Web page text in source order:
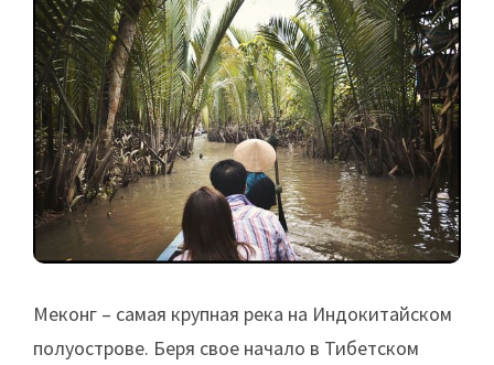
Меконг – самая крупная река на Индокитайском
полуострове. Беря свое начало в Тибетском